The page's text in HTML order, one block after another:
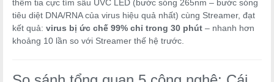
thêm tia cực tím sâu UVC LED (bước sóng 265nm – bước sóng
tiêu diệt DNA/RNA của virus hiệu quả nhất) cùng Streamer, đạt
kết quả: virus bị ức chế 99% chỉ trong 30 phút – nhanh hơn
khoảng 10 lần so với Streamer thế hệ trước.